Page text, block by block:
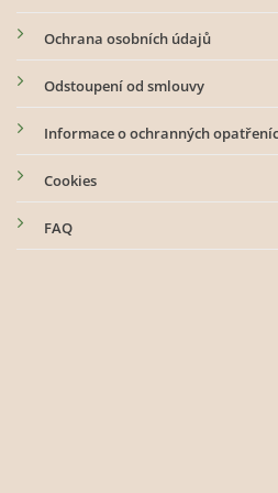
Ochrana osobních údajů
Odstoupení od smlouvy
Informace o ochranných
Cookies
FAQ